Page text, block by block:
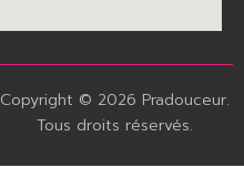
Copyright © 2026 Pradouceur.
Tous droits réservés.